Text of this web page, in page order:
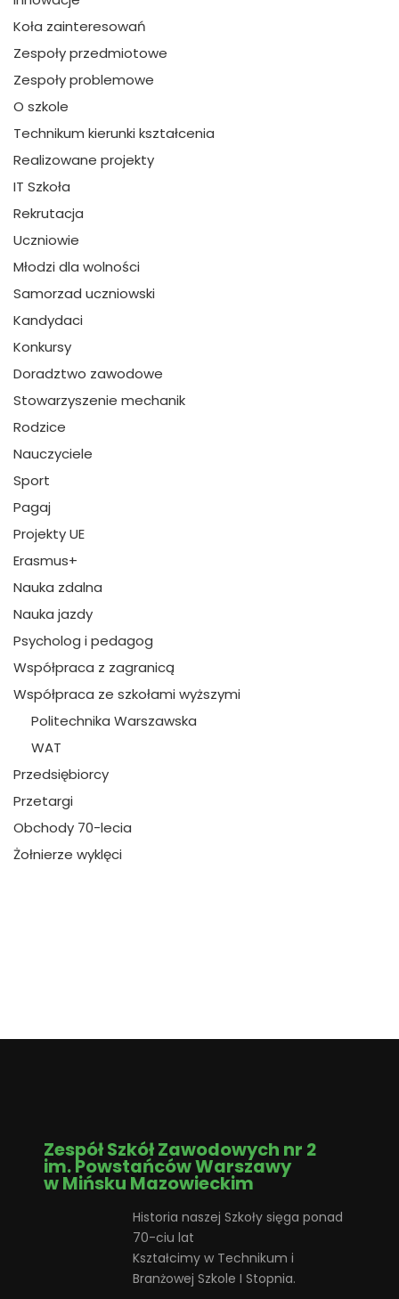
Koła zainteresowań
Zespoły przedmiotowe
Zespoły problemowe
O szkole
Technikum kierunki kształcenia
Realizowane projekty
IT Szkoła
Rekrutacja
Uczniowie
Młodzi dla wolności
Samorzad uczniowski
Kandydaci
Konkursy
Doradztwo zawodowe
Stowarzyszenie mechanik
Rodzice
Nauczyciele
Sport
Pagaj
Projekty UE
Erasmus+
Nauka zdalna
Nauka jazdy
Psycholog i pedagog
Współpraca z zagranicą
Współpraca ze szkołami wyższymi
Politechnika Warszawska
WAT
Przedsiębiorcy
Przetargi
Obchody 70-lecia
Żołnierze wyklęci
Zespół Szkół Zawodowych nr 2
im. Powstańców Warszawy
w Mińsku Mazowieckim
Historia naszej Szkoły sięga ponad
70-ciu lat
Kształcimy w Technikum i
Branżowej Szkole I Stopnia.